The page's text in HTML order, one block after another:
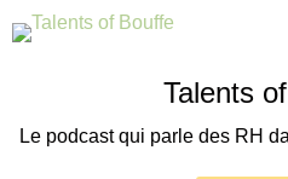
Talents
Le podcast qui parle des RH